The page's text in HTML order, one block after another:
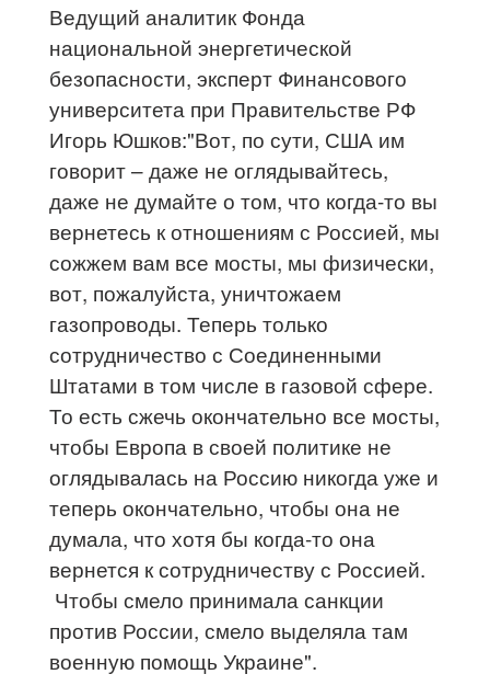
Ведущий аналитик Фонда
национальной энергетической
безопасности, эксперт Финансового
университета при Правительстве РФ
Игорь Юшков:"Вот, по сути, США им
говорит – даже не оглядывайтесь,
даже не думайте о том, что когда-то вы
вернетесь к отношениям с Россией, мы
сожжем вам все мосты, мы физически,
вот, пожалуйста, уничтожаем
газопроводы. Теперь только
сотрудничество с Соединенными
Штатами в том числе в газовой сфере.
То есть сжечь окончательно все мосты,
чтобы Европа в своей политике не
оглядывалась на Россию никогда уже и
теперь окончательно, чтобы она не
думала, что хотя бы когда-то она
вернется к сотрудничеству с Россией.
Чтобы смело принимала санкции
против России, смело выделяла там
военную помощь Украине".